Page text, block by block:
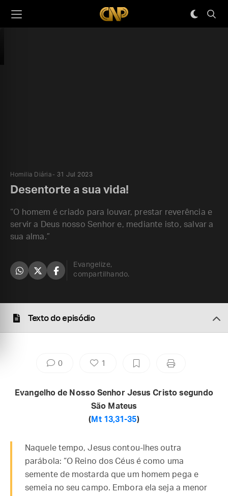
Homilia Diária 31 Jul 2023
Desentorte a sua vida!
“O homem é criado para louvar, prestar reverência e
servir a Deus nosso Senhor e, mediante isto, salvar a
sua alma.”
Evangelize,
compartilhando.
Texto do episódio
0 1
Evangelho de Nosso Senhor Jesus Cristo segundo
São Mateus
( Mt 13,31-35)
Naquele tempo, Jesus contou-lhes outra
parábola: “O Reino dos Céus é como uma
semente de mostarda que um homem pega e
semeia no seu campo. Embora ela seja a menor